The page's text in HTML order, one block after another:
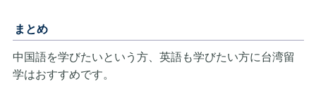
まとめ
中国語を学びたいという方、英語も学びたい方に台湾留
学はおすすめです。